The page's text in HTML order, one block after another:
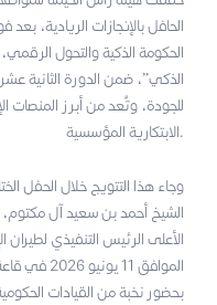
الحكومة الذكية والتحول
الذكي”، ضمن الدورة الثانية
للجودة، وتُعد من أبرز المنصات
وجاء هذا التتويج خلال الحفل
الشيخ أحمد بن سعيد آل مكتوم،
الأعلى الرئيس التنفيذي لطيران
الموافق 11
بحضور نخبة من القيادات